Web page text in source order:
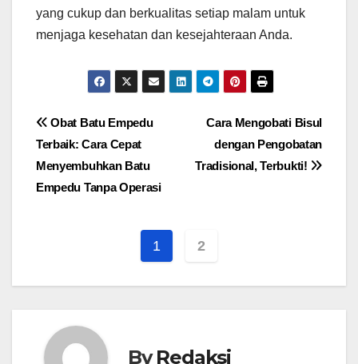
yang cukup dan berkualitas setiap malam untuk
menjaga kesehatan dan kesejahteraan Anda.
Navigasi
pos
Cara Mengobati Bisul
dengan Pengobatan
Tradisional, Terbukti!
Obat Batu Empedu
Terbaik: Cara Cepat
Menyembuhkan Batu
Empedu Tanpa Operasi
1 2
ByRedaksi